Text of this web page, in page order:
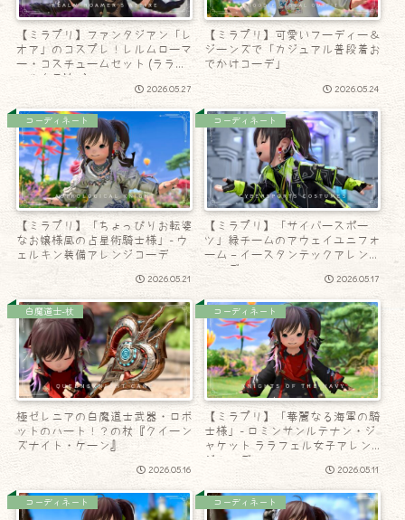
【ミラプリ】ファンタジアン「レ
オア」のコスプレ！レルムローマ
ー・コスチュームセット (ララフ
ェル女子Ver.)
2026.05.27
【ミラプリ】可愛いフーディー＆
ジーンズで「カジュアル普段着お
でかけコーデ」
2026.05.24
コーディネート
【ミラプリ】「ちょっぴりお転婆
なお嬢様風の占星術騎士様」- ウ
ェルキン装備アレンジコーデ
2026.05.21
コーディネート
【ミラプリ】「サイバースポー
ツ」緑チームのアウェイユニフォ
ーム – イースタンテックアレンジ
コーデ
2026.05.17
白魔道士-杖
極ゼレニアの白魔道士武器・ロボ
ットのハート！？の杖『クイーン
ズナイト・ケーン』
2026.05.16
コーディネート
【ミラプリ】「華麗なる海軍の騎
士様」- ロミンサンルテナン・ジ
ャケット ララフェル女子アレン
ジコーデ
2026.05.11
コーディネート コーディネート